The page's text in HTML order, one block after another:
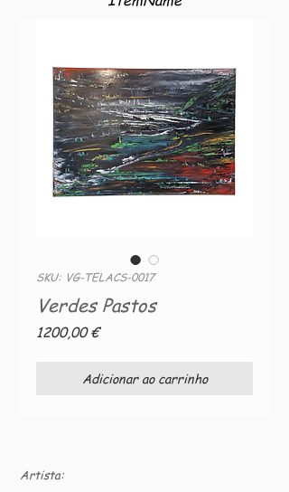
SKU: VG-TELACS-0017
Verdes Pastos
1200,00 €Preço
Adicionar ao carrinho
Artista: